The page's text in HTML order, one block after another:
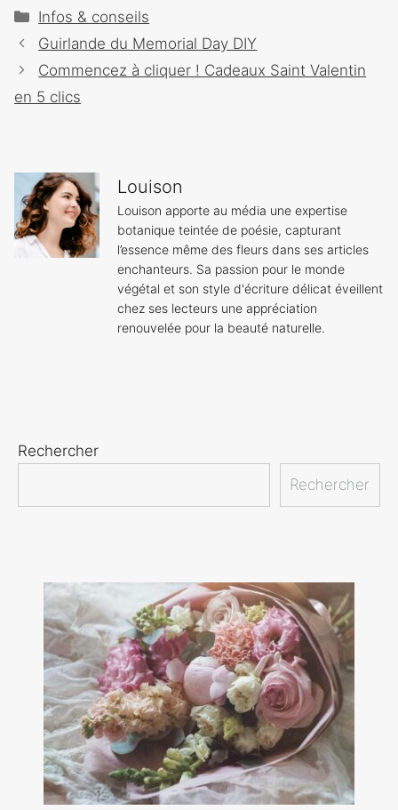
Catégories
Infos & conseils
Navigation
des
Guirlande du Memorial Day DIY
Commencez à cliquer ! Cadeaux Saint Valentin
en 5 clics
Louison
Louison apporte au média une expertise
botanique teintée de poésie, capturant
l’essence même des fleurs dans ses articles
enchanteurs. Sa passion pour le monde
végétal et son style d'écriture délicat éveillent
chez ses lecteurs une appréciation
renouvelée pour la beauté naturelle.
Rechercher
Rechercher